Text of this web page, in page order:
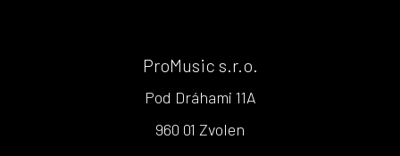
ProMusic s.r.o.
Pod Dráhami 11A
960 01 Zvolen